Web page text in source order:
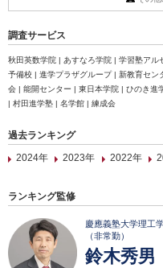
調査サービス
秋田英数学院 | あすなろ学院 | 学習塾ア
予備校 | 進学プラザグループ | 新教育セ
会 | 能開センター | 東日本学院 | ひのき進
| 村田進学塾 | 名学館 | 練成会
過去ランキング
2024年
2023年 2022年
ランキング監修
慶應義塾大学理工
（非常勤）
鈴木秀男